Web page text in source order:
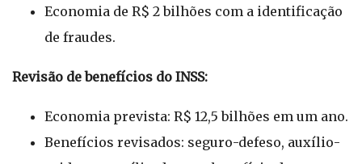
Economia de R$ 2 bilhões com a identificação
de fraudes.
Revisão de benefícios do INSS:
Economia prevista: R$ 12,5 bilhões em um ano.
Benefícios revisados: seguro-defeso, auxílio-